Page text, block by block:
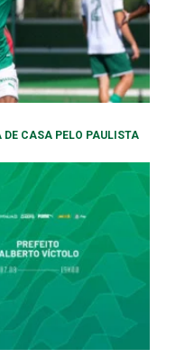
CASA PELO PAULISTA